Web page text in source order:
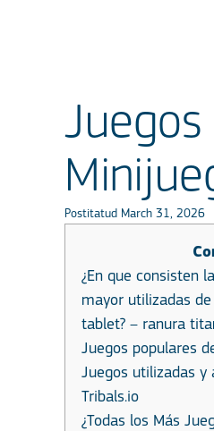
Postitatud March 31, 2026
¿En que consisten
mayor utilizadas
tablet? – ranura
Juegos populares
Juegos utilizadas y
Tribals.io
¿Todas los Más